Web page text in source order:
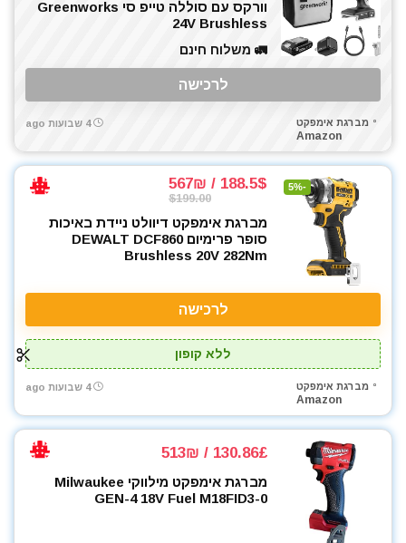
מסור גבהים
מסור גרונג
מסור וידיה
מסור מסילה
מסור נימה
מסור סרט
מסור עגול
מסור עגול למתכת
מסור פנדל גרונג
מסור שולחני
מסור שורף
מערבל דבק / צבע
מפוח עלים
מפסלות
מפתח רטיטה 1"
מפתח רטיטה 1/2"
מפתח רטיטה 3/4"
וורקס עם סוללה טייפ סי Greenworks
24V Brushless
🚛 משלוח חינם
לרכישה
מברגת אימפקט
Amazon
4 שבועות ago
-5%
188.5$ / 567₪
$199.00
מברגת אימפקט דיוולט ניידת באיכות
סופר פרימיום DEWALT DCF860
Brushless 20V 282Nm
לרכישה
ללא קופון
מברגת אימפקט
Amazon
4 שבועות ago
130.86£ / 513₪
מברגת אימפקט מילווקי Milwaukee
GEN-4 18V Fuel M18FID3-0